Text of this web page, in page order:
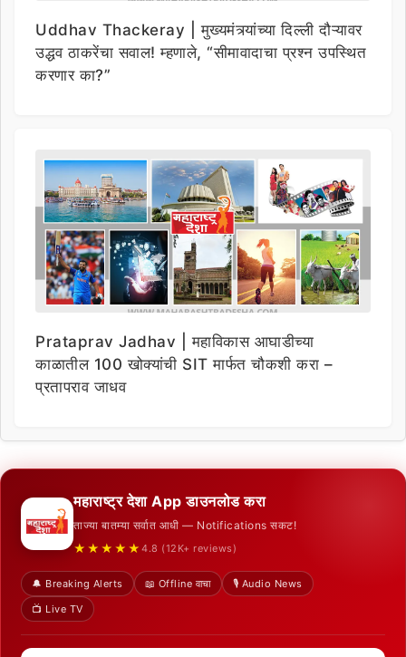
Uddhav Thackeray | मुख्यमंत्र्यांच्या दिल्ली दौऱ्यावर
उद्धव ठाकरेंचा सवाल! म्हणाले, “सीमावादाचा प्रश्न उपस्थित
करणार का?”
Prataprav Jadhav | महाविकास आघाडीच्या
काळातील 100 खोक्यांची SIT मार्फत चौकशी करा –
प्रतापराव जाधव
महाराष्ट्र देशा App डाउनलोड करा
ताज्या बातम्या सर्वात आधी — Notifications सकट!
★★★★★ 4.8 (12K+ reviews)
🔔 Breaking Alerts 📖 Offline वाचा
🎙️ Audio News
📺 Live TV